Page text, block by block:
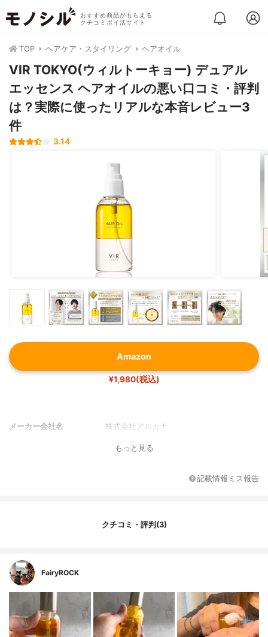
おすすめ商品がもらえる
クチコミポイ活サイト
TOP ヘアケア・スタイリング ヘアオイル
VIR TOKYO(ウィルトーキョー) デュアル
エッセンス ヘアオイルの悪い口コミ・評判
は？実際に使ったリアルな本音レビュー3
件
3.14
Amazon
¥1,980(税込)
メーカー会社名 株式会社アルカナ
もっと見る
記載情報ミス報告
クチコミ・評判(3)
FairyROCK